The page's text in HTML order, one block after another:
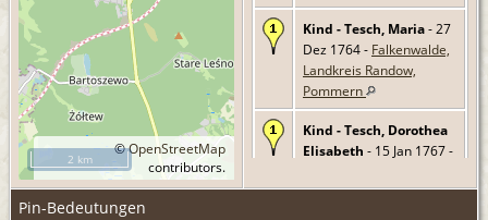
©OpenStreetMap
contributors.
2 km
Kind - Tesch, Maria- 27
Dez 1764 - Falkenwalde,
Landkreis Randow,
Pommern
Kind - Tesch, Dorothea
Elisabeth - 15 Jan 1767 -
Randow, Pommern
Pin-Bedeutungen